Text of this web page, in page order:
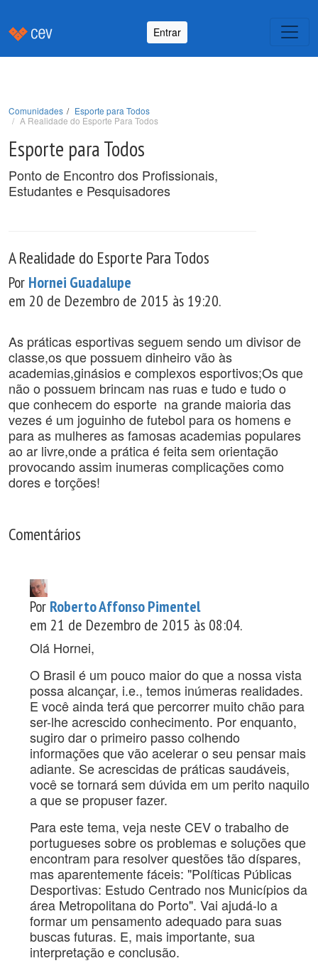
Entrar
Comunidades
Esporte para Todos
A Realidade do Esporte Para Todos
Esporte para Todos
Ponto de Encontro dos Profissionais,
Estudantes e Pesquisadores
A Realidade do Esporte Para Todos
Por Hornei Guadalupe
em 20 de Dezembro de 2015 às 19:20.
As práticas esportivas seguem sendo um divisor de
classe,os que possuem dinheiro vão às
academias,ginásios e complexos esportivos;Os que
não o possuem brincam nas ruas e tudo e tudo o
que conhecem do esporte na grande maioria das
vezes é um joguinho de futebol para os homens e
para as mulheres as famosas academias populares
ao ar livre,onde a prática é feita sem orientação
provocando assim inumeras complicações como
dores e torções!
Comentários
Por Roberto Affonso Pimentel
em 21 de Dezembro de 2015 às 08:04.
Olá Hornei,
O Brasil é um pouco maior do que a nossa vista
possa alcançar, i.e., temos inúmeras realidades.
E você ainda terá que percorrer muito chão para
ser-lhe acrescido conhecimento. Por enquanto,
sugiro dar o primeiro passo colhendo
informações que vão acelerar o seu pensar mais
adiante. Se acrescidas de práticas saudáveis,
você se tornará sem dúvida em um perito naquilo
a que se propuser fazer.
Para este tema, veja neste CEV o trabalho de
portugueses sobre os problemas e soluções que
encontram para resolver questões tão díspares,
mas aparentemente fáceis: "Políticas Públicas
Desportivas: Estudo Centrado nos Municípios da
área Metropolitana do Porto". Vai ajudá-lo a
formar um pensamento adequado para suas
buscas futuras. E, mais importante, sua
interpretação e conclusão.